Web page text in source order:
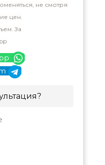
не смотря
цен.
За